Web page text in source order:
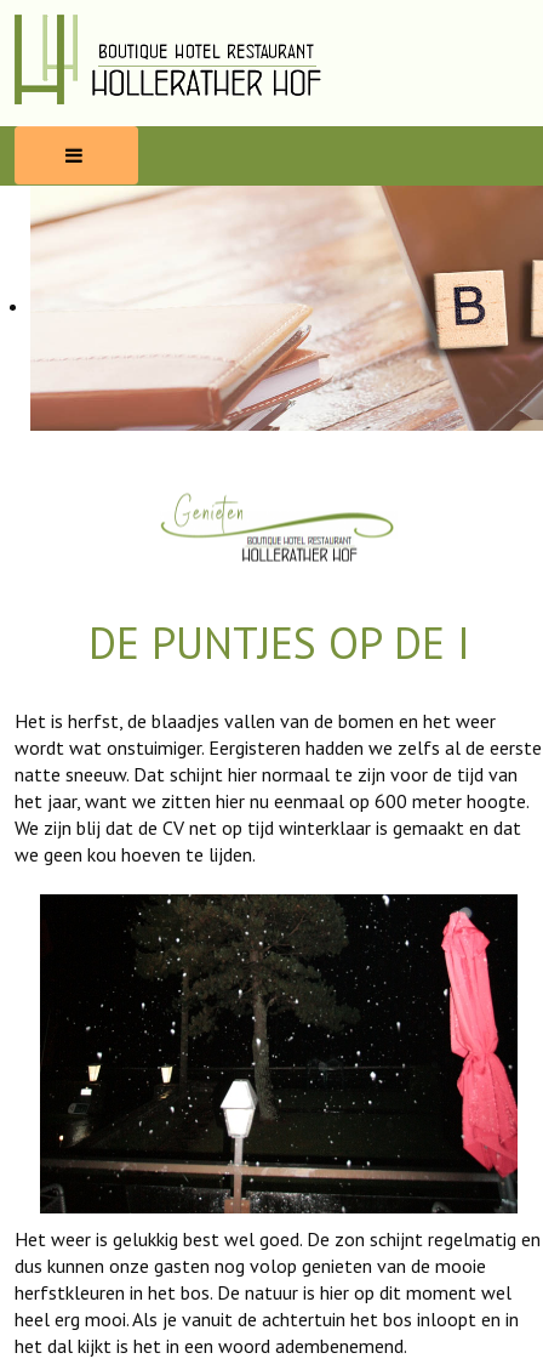
HOME
WELLNESS
DE PUNTJES OP DE I
Het is herfst, de blaadjes vallen van de bomen en het weer
wordt wat onstuimiger. Eergisteren hadden we zelfs al de eerste
natte sneeuw. Dat schijnt hier normaal te zijn voor de tijd van
het jaar, want we zitten hier nu eenmaal op 600 meter hoogte.
We zijn blij dat de CV net op tijd winterklaar is gemaakt en dat
we geen kou hoeven te lijden.
Het weer is gelukkig best wel goed. De zon schijnt regelmatig en
dus kunnen onze gasten nog volop genieten van de mooie
herfstkleuren in het bos. De natuur is hier op dit moment wel
heel erg mooi. Als je vanuit de achtertuin het bos inloopt en in
het dal kijkt is het in een woord adembenemend.